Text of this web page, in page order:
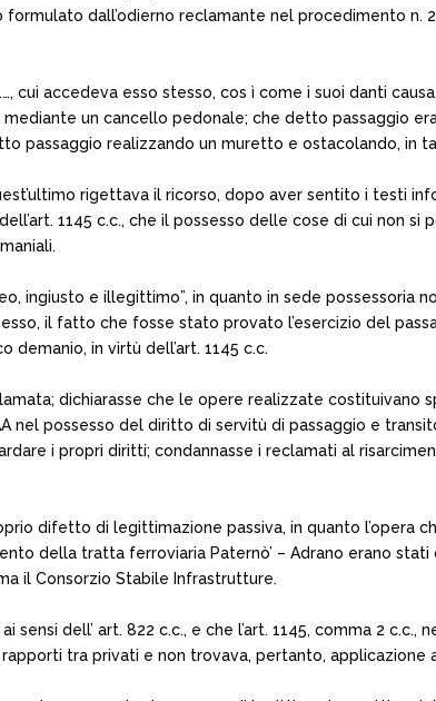
dall’odierno reclamante nel procedimento n.
cui accedeva esso stesso, cos ì come i suoi danti
un cancello pedonale; che detto passaggio
passaggio realizzando un muretto e ostacolando, in
rigettava il ricorso, dopo aver sentito i testi
1145 c.c., che il possesso delle cose di cui non
ingiusto e illegittimo”, in quanto in sede possessoria
il fatto che fosse stato provato l’esercizio del
in virtù dell’art. 1145 c.c.
dichiarasse che le opere realizzate costituivano
nel possesso del diritto di servitù di passaggio e
i propri diritti; condannasse i reclamati al
difetto di legittimazione passiva, in quanto l’opera
della tratta ferroviaria Paternò’ – Adrano erano stati
il Consorzio Stabile Infrastrutture.
dell’ art. 822 c.c., e che l’art. 1145, comma 2
tra privati e non trovava, pertanto, applicazione